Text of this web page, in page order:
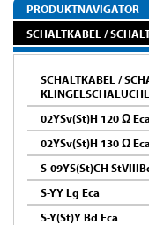
PRODUKTNAVIGATOR
SCHALTKABEL /
SCHALTKABEL /
02YSv(St)H 120 Ω
02YSv(St)H 130 Ω
S-09YS(St)CH
S-YY Lg Eca
S-Y(St)Y Bd Eca